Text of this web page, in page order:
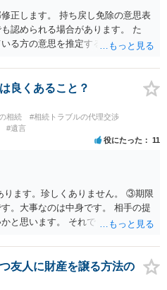
正します。 持ち戻し免除の意思表
認められる場合があります。 た
る方の意思を推定することになり
確にしておいていただくべきとい
えるような回答でした。失礼しまし
オーソドックスなものですが、ご
て、特別受益となりそうな贈与に
ついてご相談してみてはいかがで
良くあること？
相続
#相続トラブルの代理交渉
#遺言
役にたった 11
ます。珍しくありません。 ③期限
。大事なのは中身です。 相手の提
と思います。 それでもあなた有利
友人に財産を譲る方法の